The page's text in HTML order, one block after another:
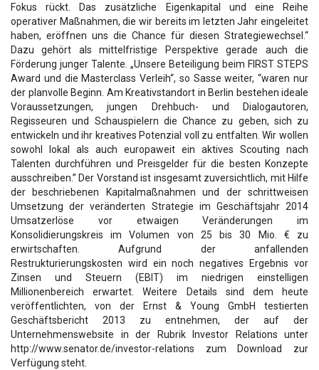
Fokus rückt. Das zusätzliche Eigenkapital und eine Reihe
operativer Maßnahmen, die wir bereits im letzten Jahr eingeleitet
haben, eröffnen uns die Chance für diesen Strategiewechsel.“
Dazu gehört als mittelfristige Perspektive gerade auch die
Förderung junger Talente. „Unsere Beteiligung beim FIRST STEPS
Award und die Masterclass Verleih“, so Sasse weiter, “waren nur
der planvolle Beginn. Am Kreativstandort in Berlin bestehen ideale
Voraussetzungen, jungen Drehbuch- und Dialogautoren,
Regisseuren und Schauspielern die Chance zu geben, sich zu
entwickeln und ihr kreatives Potenzial voll zu entfalten. Wir wollen
sowohl lokal als auch europaweit ein aktives Scouting nach
Talenten durchführen und Preisgelder für die besten Konzepte
ausschreiben.” Der Vorstand ist insgesamt zuversichtlich, mit Hilfe
der beschriebenen Kapitalmaßnahmen und der schrittweisen
Umsetzung der veränderten Strategie im Geschäftsjahr 2014
Umsatzerlöse vor etwaigen Veränderungen im
Konsolidierungskreis im Volumen von 25 bis 30 Mio. € zu
erwirtschaften. Aufgrund der anfallenden
Restrukturierungskosten wird ein noch negatives Ergebnis vor
Zinsen und Steuern (EBIT) im niedrigen einstelligen
Millionenbereich erwartet. Weitere Details sind dem heute
veröffentlichten, von der Ernst & Young GmbH testierten
Geschäftsbericht 2013 zu entnehmen, der auf der
Unternehmenswebsite in der Rubrik Investor Relations unter
http://www.senator.de/investor-relations zum Download zur
Verfügung steht.